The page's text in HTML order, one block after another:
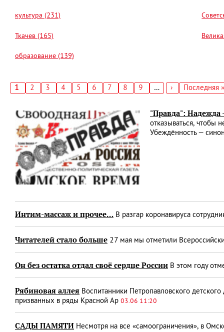
культура (231)
Ткачев (165)
образование (139)
Текущая
1 Страница
2 Страница
3 Страница
4 Страница
5 Страница
6 Страница
7 Страница
8 Страница
9 …
Следующая
›
Последняя
Последняя »
"Правда":
отказываться, чтобы
Убеждённость —
Интим-массаж и прочее… В разгар коронавируса
Читателей стало больше 27 мая мы отметили
Он без остатка отдал своё сердце России В этом году
Рябиновая аллея Воспитанники Петропавловского
призванных в ряды Красной Ар 03.06 11:20
САДЫ ПАМЯТИ Несмотря на все «самоограничения», в